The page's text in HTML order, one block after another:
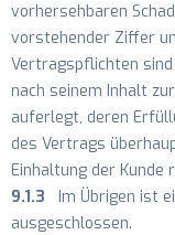
vorhersehbaren
vorstehender Ziffer
Vertragspflichten
nach seinem Inhalt
auferlegt, deren
des Vertrags
Einhaltung der
9.1.3 Im Übrigen ist
ausgeschlossen.